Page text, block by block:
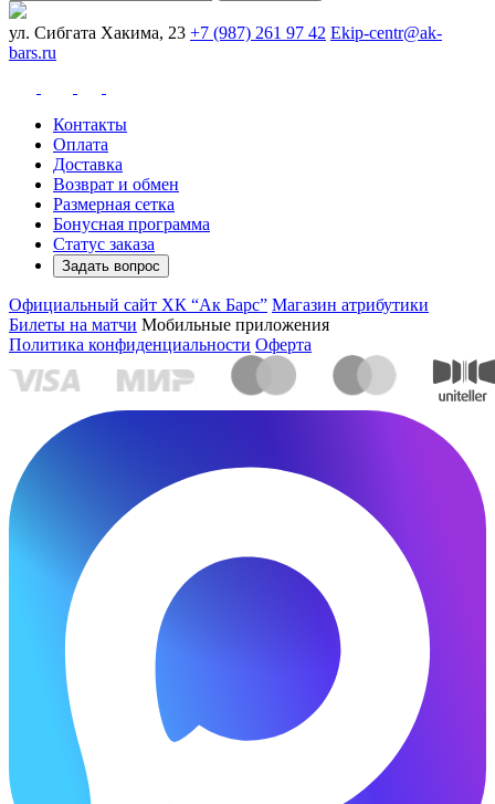
ул. Сибгата Хакима, 23 +7 (987) 261 97 42 Ekip-centr@ak-
bars.ru
Контакты
Оплата
Доставка
Возврат и обмен
Размерная сетка
Бонусная программа
Статус заказа
Задать вопрос
Официальный сайт ХК “Ак Барс” Магазин атрибутики
Билеты на матчи Мобильные приложения
Политика конфиденциальности Оферта